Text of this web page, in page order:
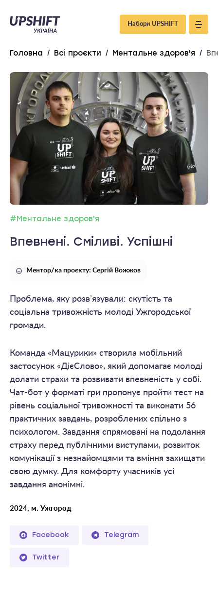
Upshift
–
Україна
Набори UPSHIFT
Головна / Всі проєкти / Ментальне здоров'я /
#Ментальне здоров'я
Впевнені. Сміливі. Успішні
Ментор/ка проєкту: Сергій Вожжов
Проблема, яку розвʼязували: скутість та
соціальна тривожність молоді Ужгородської
громади.
Команда «Мацурики» створила мобільний
застосунок «ДієСлово», який допомагає молоді
долати страхи та розвивати впевненість у собі.
Чат-бот у форматі гри пропонує пройти тест на
рівень соціальної тривожності та виконати 56
практичних завдань, розроблених спільно з
психологом. Завдання спрямовані на подолання
страху перед публічними виступами, розвиток
комунікації з незнайомцями та вміння захищати
свою думку. Для комфорту учасників усі
завдання анонімні.
2024, м. Ужгород
Facebook Telegram
Twitter